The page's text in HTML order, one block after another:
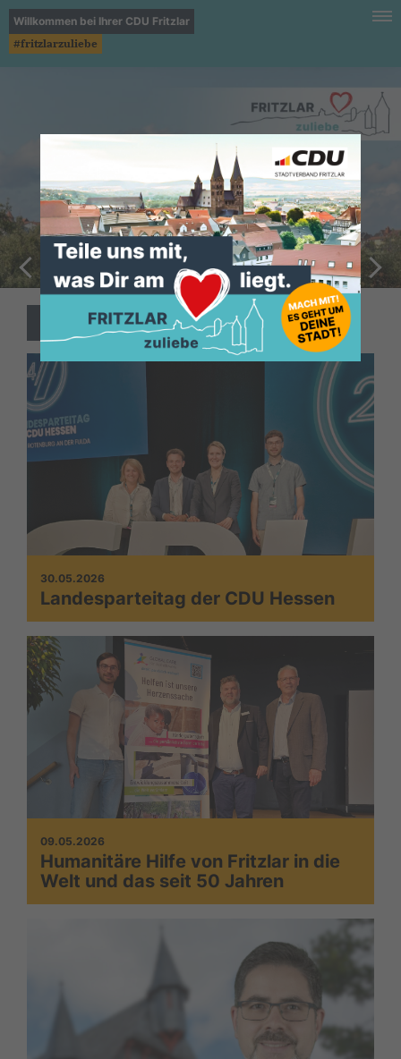
Willkommen bei Ihrer CDU Fritzlar
#fritzlarzuliebe
Neuigkeiten
30.05.2026
Landesparteitag der CDU Hessen
09.05.2026
Humanitäre Hilfe von Fritzlar in die
Welt und das seit 50 Jahren